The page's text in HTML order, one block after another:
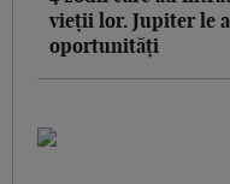
vieții lor. Jupiter le
oportunități